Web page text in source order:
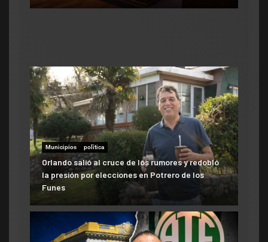
Municipios polìtica
Orlando salió al cruce de los rumores y redobló
la presión por elecciones en Potrero de los
Funes